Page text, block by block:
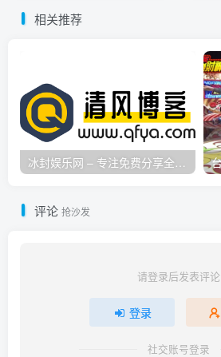
为一体的安全加速解决方
相关推荐
冰封娱乐网 – 专注免费分享全网优质资源,活动线报,实用软件,技术教程等内容标签
评论 抢沙发
请登录后发表评论
登录
社交账号登录